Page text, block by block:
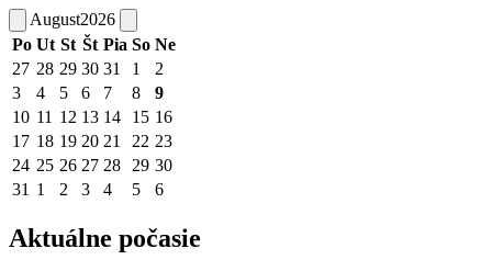
August2026
Po Ut St Št Pia So Ne
27 28 29 30 31 1
2
3
4 5 6 7 8
9
10 11 12 13 14 15 16
17 18 19 20 21 22 23
24 25 26 27 28 29 30
31 1 2 3 4 5 6
Aktuálne počasie